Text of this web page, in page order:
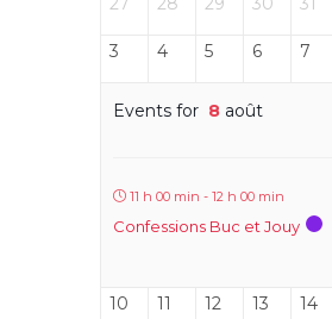
3 4 5 6 7
Events for 8 août
11 h 00 min - 12 h 00 min
Confessions Buc et Jouy
10 11 12 13 14